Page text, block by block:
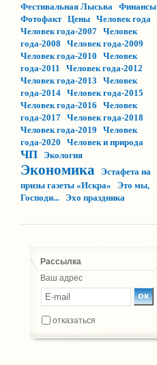
Фестивальная Лысьва Финансы
Фотофакт Цены Человек года
Человек года-2007 Человек
года-2008
Человек года-2009
Человек года-2010
Человек
года-2011
Человек года-2012
Человек года-2013
Человек
года-2014 Человек года-2015
Человек года-2016
Человек
года-2017 Человек года-2018
Человек года-2019
Человек
года-2020
Человек и природа
ЧП Экология
Экономика
Эстафета на
призы газеты «Искра»
Это мы,
Господи...
Эхо праздника
Рассылка
Ваш адрес
отказаться